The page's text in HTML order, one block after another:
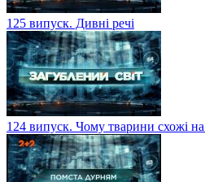
125 випуск. Дивні речі
124 випуск. Чому тварини схожі